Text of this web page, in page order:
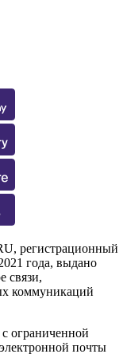
регистрационный
года, выдано
связи,
коммуникаций
ограниченной
почты